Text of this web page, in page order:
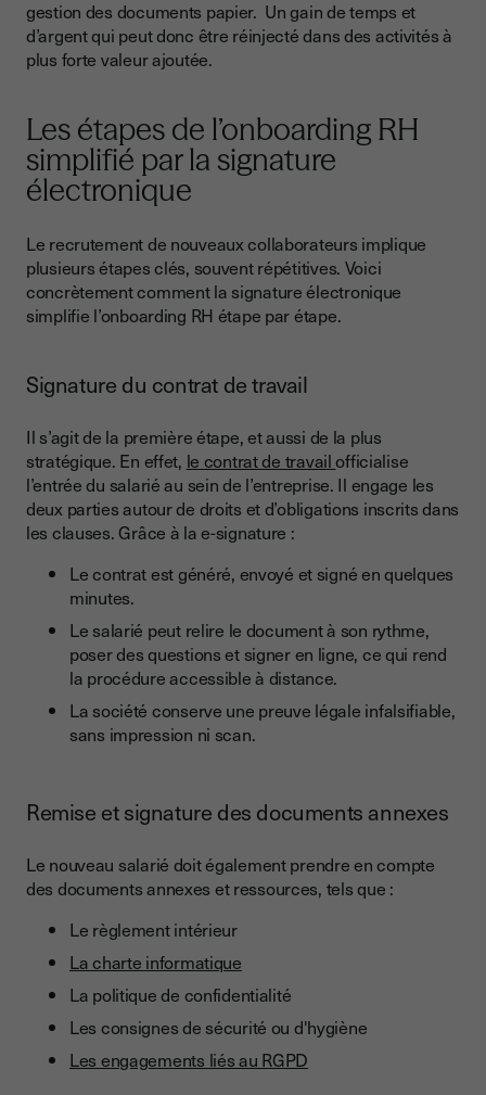
gestion des documents papier. Un gain de temps et
d’argent qui peut donc être réinjecté dans des activités à
plus forte valeur ajoutée.
Les étapes de l’onboarding RH
simplifié par la signature
électronique
Le recrutement de nouveaux collaborateurs implique
plusieurs étapes clés, souvent répétitives. Voici
concrètement comment la signature électronique
simplifie l’onboarding RH étape par étape.
Signature du contrat de travail
Il s’agit de la première étape, et aussi de la plus
stratégique. En effet, le contrat de travailofficialise
l’entrée du salarié au sein de l’entreprise. Il engage les
deux parties autour de droits et d’obligations inscrits dans
les clauses. Grâce à la e-signature :
Le contrat est généré, envoyé et signé en quelques
minutes.
Le salarié peut relire le document à son rythme,
poser des questions et signer en ligne, ce qui rend
la procédure accessible à distance.
La société conserve une preuve légale infalsifiable,
sans impression ni scan.
Remise et signature des documents annexes
Le nouveau salarié doit également prendre en compte
des documents annexes et ressources, tels que :
Le règlement intérieur
La charte informatique
La politique de confidentialité
Les consignes de sécurité ou d'hygiène
Les engagements liés au RGPD